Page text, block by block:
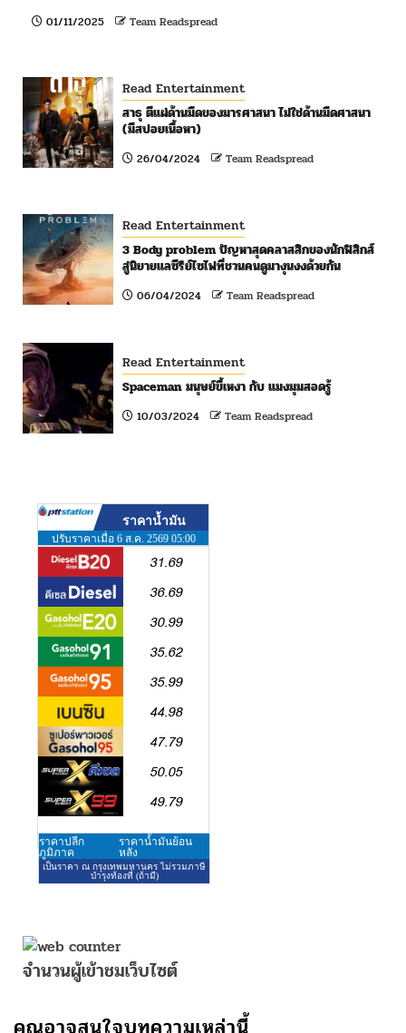
01/11/2025 Team Readspread
Read Entertainment
สาธุ ตีแผ่ด้านมืดของมารศาสนา ไม่ใช่ด้านมืดศาสนา
(มีสปอยเนื้อหา)
26/04/2024 Team Readspread
Read Entertainment
3 Body problem ปัญหาสุดคลาสสิกของนักฟิสิกส์
สู่นิยายแลซีรีย์ไซไฟที่ชวนคนดูมางุนงงด้วยกัน
06/04/2024 Team Readspread
Read Entertainment
Spaceman มนุษย์ขี้เหงา กับ แมงมุมสอดรู้
10/03/2024 Team Readspread
จำนวนผู้เข้าชมเว็บไซต์